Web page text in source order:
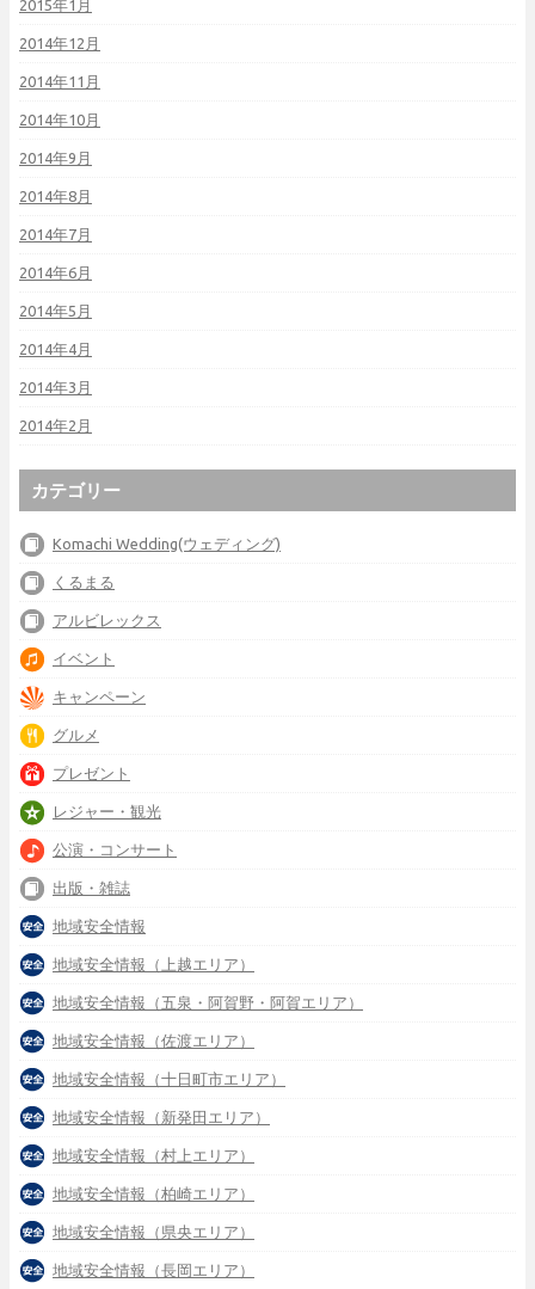
2015年1月
2014年12月
2014年11月
2014年10月
2014年9月
2014年8月
2014年7月
2014年6月
2014年5月
2014年4月
2014年3月
2014年2月
カテゴリー
Komachi Wedding(ウェディング)
くるまる
アルビレックス
イベント
キャンペーン
グルメ
プレゼント
レジャー・観光
公演・コンサート
出版・雑誌
地域安全情報
地域安全情報（上越エリア）
地域安全情報（五泉・阿賀野・阿賀エリア）
地域安全情報（佐渡エリア）
地域安全情報（十日町市エリア）
地域安全情報（新発田エリア）
地域安全情報（村上エリア）
地域安全情報（柏崎エリア）
地域安全情報（県央エリア）
地域安全情報（長岡エリア）